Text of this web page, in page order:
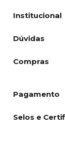
Institucional
Dúvidas
Compras
Pagamento
Selos e